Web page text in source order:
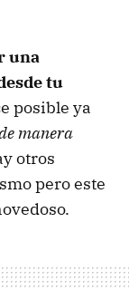
una
tu
posible ya
manera
otros
pero este